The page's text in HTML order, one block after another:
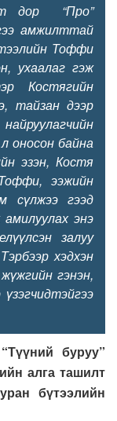
дор “Про”
амжилттай
Тоффи
ухаалаг гэж
Костягийн
тайзан дээр
оносон байна
эзэн, Костя
ээжийн
сүлжээ гээд
энэ
залуу
хэдхэн
гэнэн,
буруу”
алга ташилт
бүтээлийн